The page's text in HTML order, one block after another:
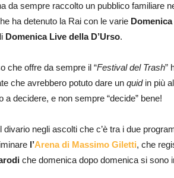
da sempre raccolto un pubblico familiare
ha detenuto la Rai con le varie Domenica
Domenica Live della D’Urso.
che offre da sempre il “Festival del Trash”
che avrebbero potuto dare un quidin più
decidere, e non sempre “decide” bene!
divario negli ascolti che c’è tra i due
l’Arena di Massimo Giletti, che
che domenica dopo domenica si sono